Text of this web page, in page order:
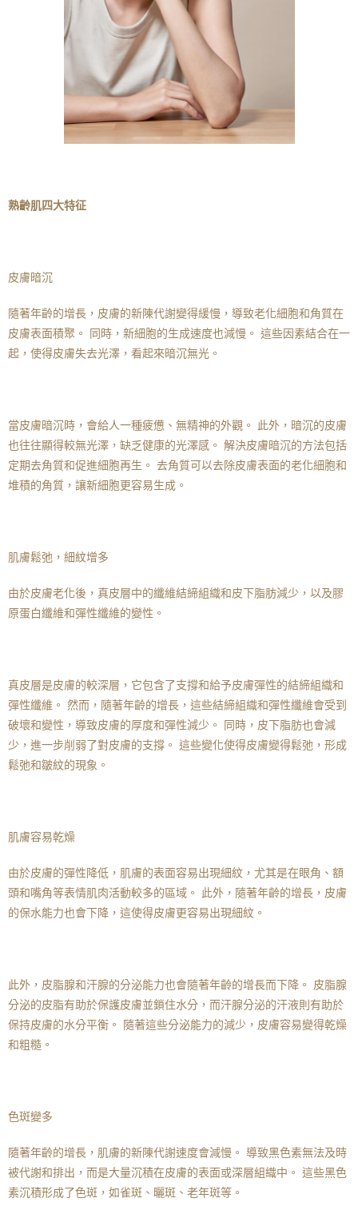
熟齡肌四大特征
皮膚暗沉
隨著年齡的增長，皮膚的新陳代謝變得緩慢，導致老化細胞和角質在
皮膚表面積聚。 同時，新細胞的生成速度也減慢。 這些因素結合在一
起，使得皮膚失去光澤，看起來暗沉無光。
當皮膚暗沉時，會給人一種疲憊、無精神的外觀。 此外，暗沉的皮膚
也往往顯得較無光澤，缺乏健康的光澤感。 解決皮膚暗沉的方法包括
定期去角質和促進細胞再生。 去角質可以去除皮膚表面的老化細胞和
堆積的角質，讓新細胞更容易生成。
肌膚鬆弛，細紋增多
由於皮膚老化後，真皮層中的纖維結締組織和皮下脂肪減少，以及膠
原蛋白纖維和彈性纖維的變性。
真皮層是皮膚的較深層，它包含了支撐和給予皮膚彈性的結締組織和
彈性纖維。 然而，隨著年齡的增長，這些結締組織和彈性纖維會受到
破壞和變性，導致皮膚的厚度和彈性減少。 同時，皮下脂肪也會減
少，進一步削弱了對皮膚的支撐。 這些變化使得皮膚變得鬆弛，形成
鬆弛和皺紋的現象。
肌膚容易乾燥
由於皮膚的彈性降低，肌膚的表面容易出現細紋，尤其是在眼角、額
頭和嘴角等表情肌肉活動較多的區域。 此外，隨著年齡的增長，皮膚
的保水能力也會下降，這使得皮膚更容易出現細紋。
此外，皮脂腺和汗腺的分泌能力也會隨著年齡的增長而下降。 皮脂腺
分泌的皮脂有助於保護皮膚並鎖住水分，而汗腺分泌的汗液則有助於
保持皮膚的水分平衡。 隨著這些分泌能力的減少，皮膚容易變得乾燥
和粗糙。
色斑變多
隨著年齡的增長，肌膚的新陳代謝速度會減慢。 導致黑色素無法及時
被代謝和排出，而是大量沉積在皮膚的表面或深層組織中。 這些黑色
素沉積形成了色斑，如雀斑、曬斑、老年斑等。